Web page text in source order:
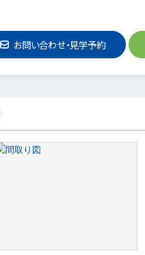
お問い合わせ・見学予約